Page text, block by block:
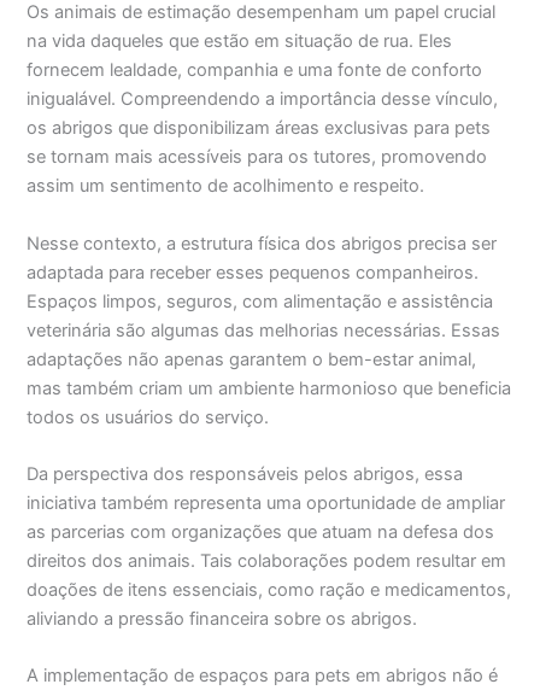
Os animais de estimação desempenham um papel crucial
na vida daqueles que estão em situação de rua. Eles
fornecem lealdade, companhia e uma fonte de conforto
inigualável. Compreendendo a importância desse vínculo,
os abrigos que disponibilizam áreas exclusivas para pets
se tornam mais acessíveis para os tutores, promovendo
assim um sentimento de acolhimento e respeito.
Nesse contexto, a estrutura física dos abrigos precisa ser
adaptada para receber esses pequenos companheiros.
Espaços limpos, seguros, com alimentação e assistência
veterinária são algumas das melhorias necessárias. Essas
adaptações não apenas garantem o bem-estar animal,
mas também criam um ambiente harmonioso que beneficia
todos os usuários do serviço.
Da perspectiva dos responsáveis pelos abrigos, essa
iniciativa também representa uma oportunidade de ampliar
as parcerias com organizações que atuam na defesa dos
direitos dos animais. Tais colaborações podem resultar em
doações de itens essenciais, como ração e medicamentos,
aliviando a pressão financeira sobre os abrigos.
A implementação de espaços para pets em abrigos não é